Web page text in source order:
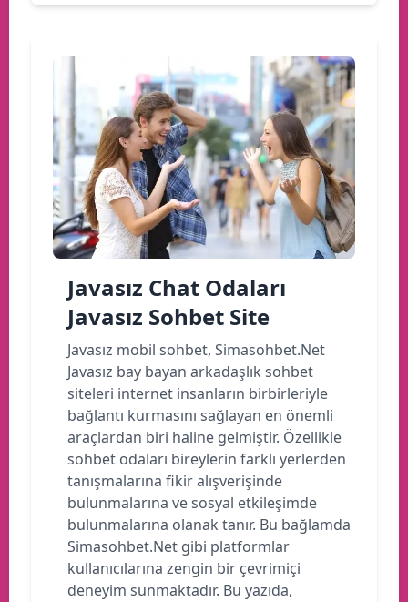
Javasız Chat Odaları
Javasız Sohbet Site
Javasız mobil sohbet, Simasohbet.Net
Javasız bay bayan arkadaşlık sohbet
siteleri internet insanların birbirleriyle
bağlantı kurmasını sağlayan en önemli
araçlardan biri haline gelmiştir. Özellikle
sohbet odaları bireylerin farklı yerlerden
tanışmalarına fikir alışverişinde
bulunmalarına ve sosyal etkileşimde
bulunmalarına olanak tanır. Bu bağlamda
Simasohbet.Net gibi platformlar
kullanıcılarına zengin bir çevrimiçi
deneyim sunmaktadır. Bu yazıda,